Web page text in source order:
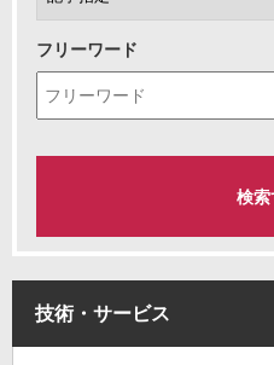
フリーワード
技術・サービス